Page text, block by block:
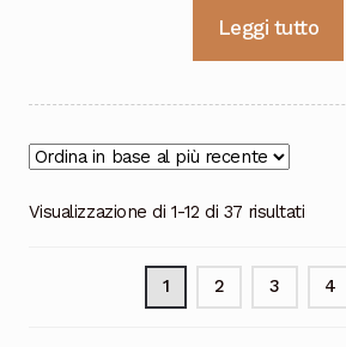
Leggi tutto
Visualizzazione di 1-12 di 37 risultatiOrdina
base
1 2 3 4